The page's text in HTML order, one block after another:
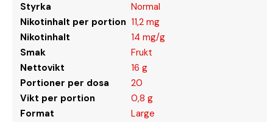
Styrka
Normal
Nikotinhalt per portion 11,2 mg
Nikotinhalt
14 mg/g
Smak
Frukt
Nettovikt
16 g
Portioner per dosa
20
Vikt per portion
0,8 g
Format
Large